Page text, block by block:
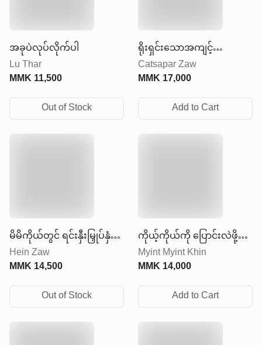
အခုပဲလုပ်လိုက်ပါ
Lu Thar
MMK11,500
Out of Stock
ရိုးရှင်းသောအကျင့်
ကောင်းမွန်သောဘဝ
Catsapar Zaw
MMK17,000
Add to Cart
မိမိကိုယ်တွင် ရင်းနှီးမြှုပ်နှံ
ခြင်း
Hein Zaw
MMK14,500
Out of Stock
ကိုယ့်ကိုယ်ကို ပြောင်းလဲဖို့
အတွက် သင်ခန်းစာ ၂၅ချက်
Myint Myint Khin
MMK14,000
Add to Cart